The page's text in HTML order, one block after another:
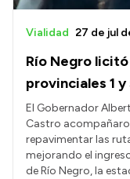
Río Negro
provinciales 1 y
Vialidad 27 de jul
El Gobernador
Castro
repavimentar las
mejorando el
de Río Negro, la